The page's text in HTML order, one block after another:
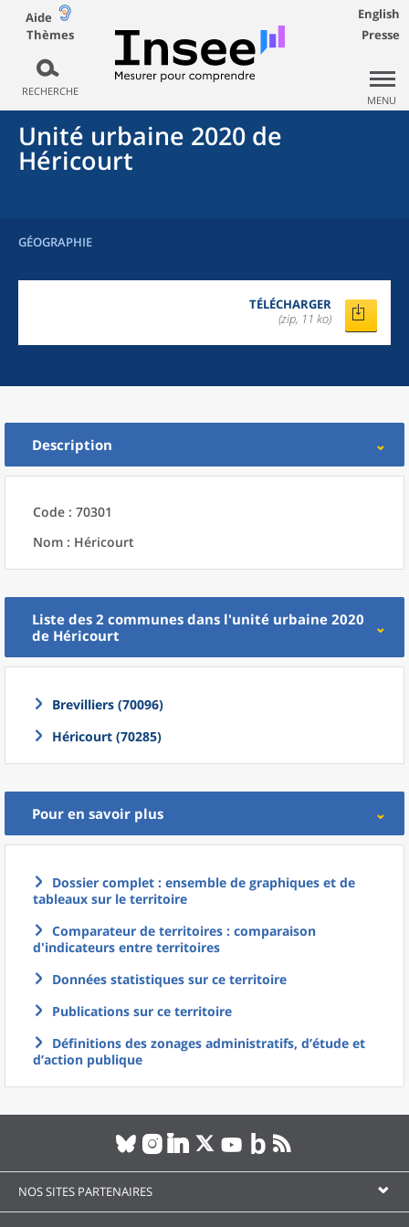
Aide
Thèmes
RECHERCHE
English
Presse
MENU
Unité urbaine 2020 de
Héricourt
GÉOGRAPHIE
TÉLÉCHARGER
(zip, 11 ko)
Description
Code : 70301
Nom : Héricourt
Liste des 2 communes dans l'unité urbaine 2020
de Héricourt
Brevilliers (70096)
Héricourt (70285)
Pour en savoir plus
Dossier complet : ensemble de graphiques et de
tableaux sur le territoire
Comparateur de territoires : comparaison
d'indicateurs entre territoires
Données statistiques sur ce territoire
Publications sur ce territoire
Définitions des zonages administratifs, d’étude et
d’action publique
NOS SITES PARTENAIRES